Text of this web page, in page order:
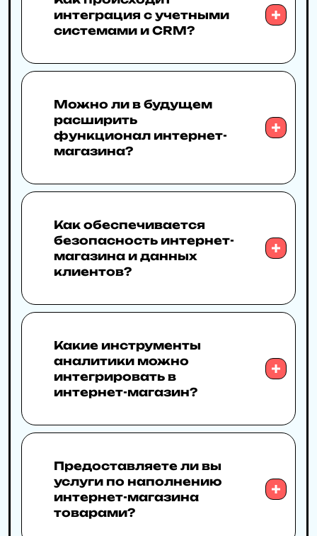
интеграция с учетными
системами и CRM?
Можно ли в будущем
расширить
функционал интернет-
магазина?
Как обеспечивается
безопасность интернет-
магазина и данных
клиентов?
Какие инструменты
аналитики можно
интегрировать в
интернет-магазин?
Предоставляете ли вы
услуги по наполнению
интернет-магазина
товарами?